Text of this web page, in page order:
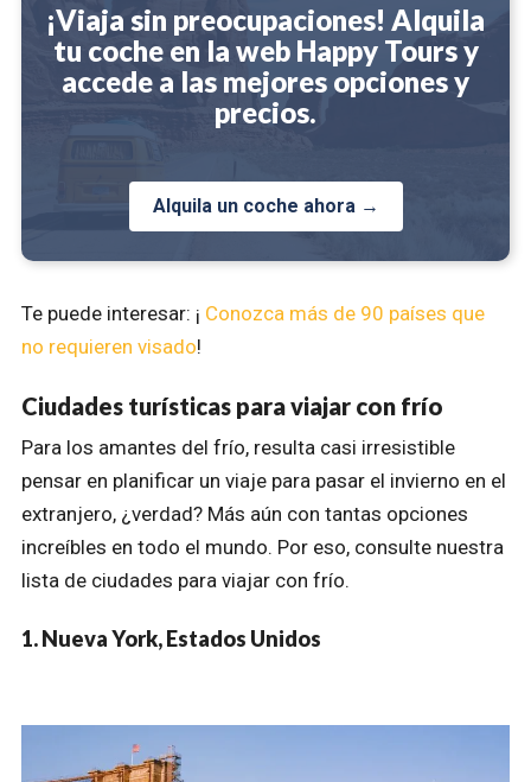
¡Viaja sin preocupaciones! Alquila
tu coche en la web Happy Tours y
accede a las mejores opciones y
precios.
Alquila un coche ahora →
Te puede interesar: ¡ Conozca más de 90 países que
no requieren visado!
Ciudades turísticas para viajar con frío
Para los amantes del frío, resulta casi irresistible
pensar en planificar un viaje para pasar el invierno en el
extranjero, ¿verdad? Más aún con tantas opciones
increíbles en todo el mundo. Por eso, consulte nuestra
lista de ciudades para viajar con frío.
1. Nueva York, Estados Unidos